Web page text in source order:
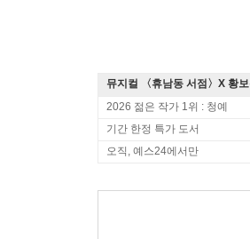
2026 젊은 작가 1위 : 청예
기간 한정 특가 도서
오직, 예스24에서만